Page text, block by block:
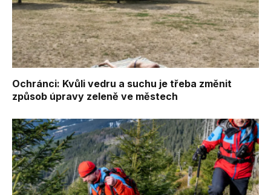
Ochránci: Kvůli vedru a suchu je třeba změnit
způsob úpravy zeleně ve městech